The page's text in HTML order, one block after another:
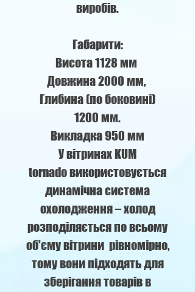
виробів.
Габарити:
Висота 1128 мм
Довжина 2000 мм,
Глибина (по боковині)
1200 мм.
Викладка 950 мм
У вітринах KUM
tornado використовується
динамічна система
охолодження – холод
розподіляється по всьому
об'єму вітрини рівномірно,
тому вони підходять для
зберігання товарів в